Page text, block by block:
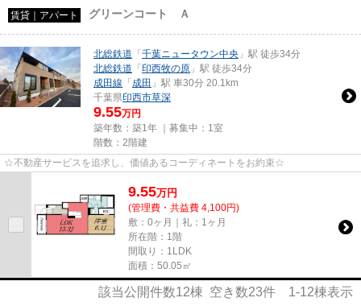
賃貸｜アパート グリーンコート Ａ
北総鉄道 「千葉ニュータウン中央 」駅 徒歩34分
北総鉄道 「印西牧の原 」駅 徒歩34分
成田線 「成田 」駅 車30分 20.1km
千葉県印西市草深
9.55万円
築年数：築1年 ｜募集中： 1室
階数：2階建
☆不動産サービスを追求し、価値あるコーディネートをお約束☆
9.55万円
(管理費・共益費 4,100円)
敷：0ヶ月｜礼：1ヶ月
所在階：1階
間取り：1LDK
面積：50.05㎡
該当公開件数12棟 空き数23件 1-12棟表示